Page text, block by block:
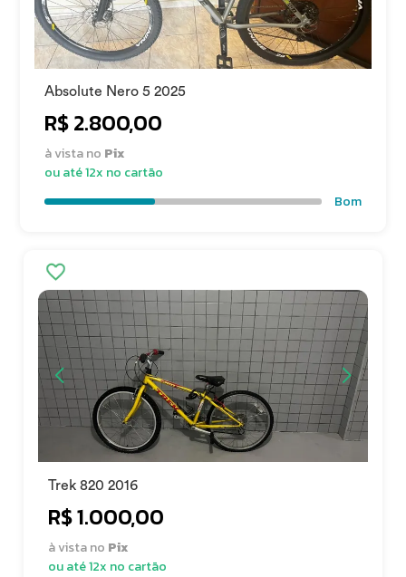
Absolute Nero 5 2025
R$ 2.800,00
à vista no Pix
ou até 12x no cartão
Bom
Trek 820 2016
R$ 1.000,00
à vista no Pix
ou até 12x no cartão